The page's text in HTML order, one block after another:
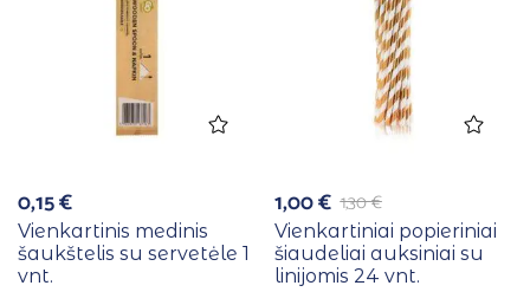
0,15€
Vienkartinis medinis
šaukštelis su servetėle 1
vnt.
1,30€
1,00€
Vienkartiniai popieriniai
šiaudeliai auksiniai su
linijomis 24 vnt.